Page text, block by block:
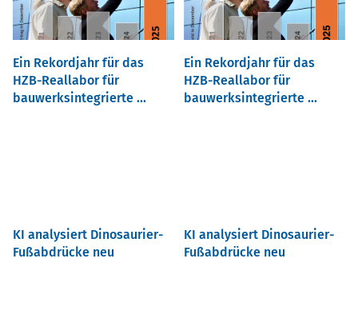
Ein Rekordjahr für das
HZB-Reallabor für
bauwerksintegrierte ...
Ein Rekordjahr für das
HZB-Reallabor für
bauwerksintegrierte ...
KI analysiert Dinosaurier-
Fußabdrücke neu
KI analysiert Dinosaurier-
Fußabdrücke neu